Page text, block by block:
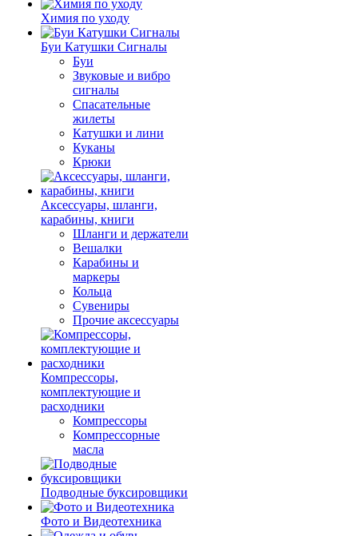
Химия по уходу
Буи Катушки Сигналы
Буи
Звуковые и вибро
сигналы
Спасательные
жилеты
Катушки и лини
Куканы
Крюки
Аксессуары, шланги,
карабины, книги
Шланги и держатели
Вешалки
Карабины и
маркеры
Кольца
Сувениры
Прочие аксессуары
Компрессоры,
комплектующие и
расходники
Компрессоры
Компрессорные
масла
Подводные буксировщики
Фото и Видеотехника